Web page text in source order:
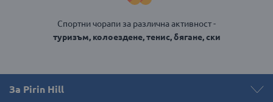
Спортни чорапи за различна активност -
туризъм, колоездене, тенис, бягане, ски
За Pirin Hill